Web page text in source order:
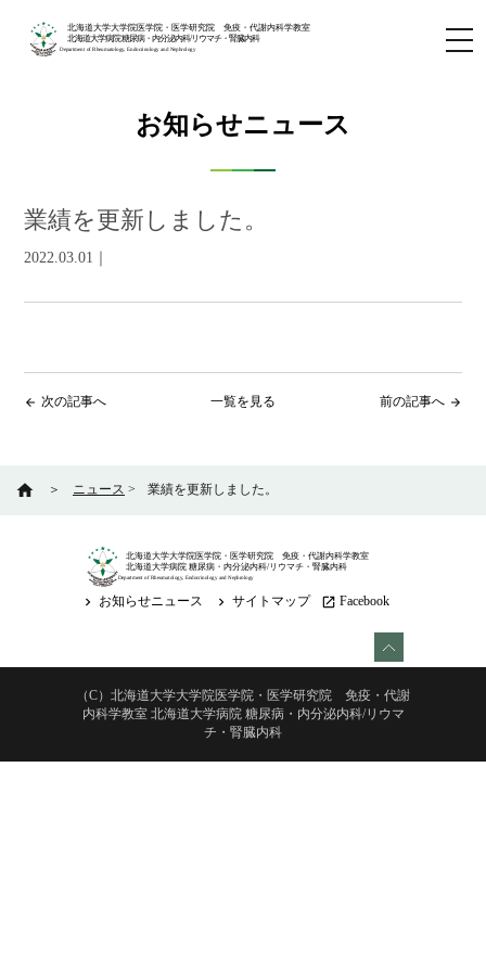
北海道大学大学院医学院・医学研究院 免疫・代謝内科学教室
北海道大学病院 糖尿病・内分泌内科/リウマチ・腎臓内科
Department of Rheumatology, Endocrinology and Nephrology
お知らせニュース
業績を更新しました。
2022.03.01｜
arrow_back 次の記事へ 一覧を見る arrow_forward
前の記事へ
home ＞ ニュース > 業績を更新しました。
北海道大学大学院医学院・医学研究院 免疫・代謝内科学教室
北海道大学病院 糖尿病・内分泌内科/リウマチ・腎臓内科
Department of Rheumatology, Endocrinology and Nephrology
keyboard_arrow_right お知らせニュース keyboard_arrow_right サイトマップ launch Facebook
（C）北海道大学大学院医学院・医学研究院 免疫・代謝
内科学教室 北海道大学病院 糖尿病・内分泌内科/リウマ
チ・腎臓内科